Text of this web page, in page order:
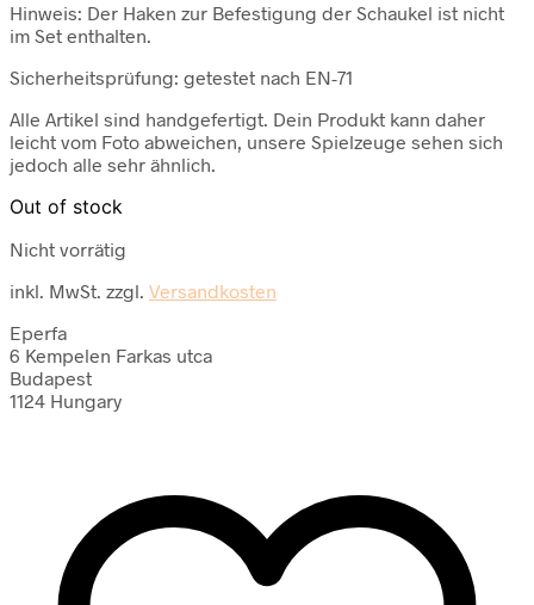
Hinweis: Der Haken zur Befestigung der Schaukel ist nicht
im Set enthalten.
Sicherheitsprüfung: getestet nach EN-71
Alle Artikel sind handgefertigt. Dein Produkt kann daher
leicht vom Foto abweichen, unsere Spielzeuge sehen sich
jedoch alle sehr ähnlich.
Out of stock
Nicht vorrätig
inkl. MwSt. zzgl. Versandkosten
Eperfa
6 Kempelen Farkas utca
Budapest
1124 Hungary